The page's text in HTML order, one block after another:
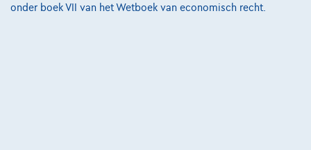
onder boek VII van het Wetboek van economisch recht.